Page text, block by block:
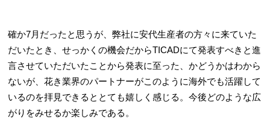
確か7月だったと思うが、弊社に安代生産者の方々に来ていた
だいたとき、せっかくの機会だからTICADにて発表すべきと進
言させていただいたことから発表に至った、かどうかはわから
ないが、花き業界のパートナーがこのように海外でも活躍して
いるのを拝見できるととても嬉しく感じる。今後どのような広
がりをみせるか楽しみである。